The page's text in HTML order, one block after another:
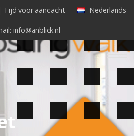
Tijd voor aandacht Nederlands
info@anblick.nl